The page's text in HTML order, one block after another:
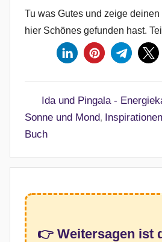
Tu was Gutes und zeige
hier Schönes gefunden hast.
Ida und Pingala -
Sonne und Mond,
Buch
👉 Weitersagen ist